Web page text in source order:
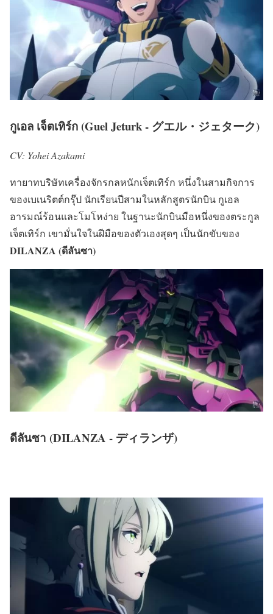
กูเอล เจ็ตเทิร์ก (Guel Jeturk - グエル・ジェターク)
CV: Yohei Azakami
ทายาทบริษัทเครื่องจักรกลหนักเจ็ตเทิร์ก หนึ่งในสามกิจการ
ของเบเนริตต์กรุ๊ป นักเรียนปีสามในหลักสูตรนักบิน กูเอล
อารมณ์ร้อนและโมโหง่าย ในฐานะนักบินมือหนึ่งของตระกูล
เจ็ตเทิร์ก เขามั่นใจในฝีมือของตัวเองสุดๆ เป็นนักขับของ
DILANZA (ดีลันซา)
ดีลันซา (DILANZA - ディランザ)